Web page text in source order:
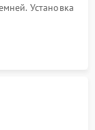
Установка
и цепях